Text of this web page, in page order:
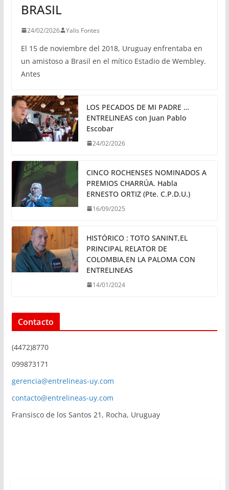
BRASIL
24/02/2026 Yalis Fontes
El 15 de noviembre del 2018, Uruguay enfrentaba en
un amistoso a Brasil en el mítico Estadio de Wembley.
Antes
LOS PECADOS DE MI PADRE …
ENTRELINEAS con Juan Pablo
Escobar
24/02/2026
CINCO ROCHENSES NOMINADOS A
PREMIOS CHARRÚA. Habla
ERNESTO ORTIZ (Pte. C.P.D.U.)
16/09/2025
HISTÓRICO : TOTO SANINT,EL
PRINCIPAL RELATOR DE
COLOMBIA,EN LA PALOMA CON
ENTRELINEAS
14/01/2024
Contacto
(4472)8770
099873171
gerencia@entrelineas-uy.com
contacto@entrelineas-uy.com
Fransisco de los Santos 21, Rocha, Uruguay